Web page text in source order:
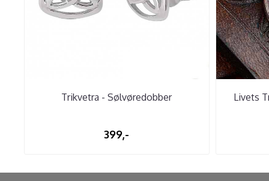
Trikvetra - Sølvøredobber
399,-
Livets